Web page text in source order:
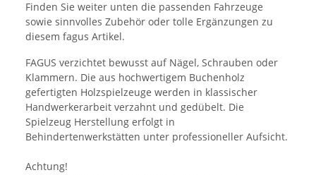
Finden Sie weiter unten die passenden Fahrzeuge
sowie sinnvolles Zubehör oder tolle Ergänzungen zu
diesem fagus Artikel.
FAGUS verzichtet bewusst auf Nägel, Schrauben oder
Klammern. Die aus hochwertigem Buchenholz
gefertigten Holzspielzeuge werden in klassischer
Handwerkerarbeit verzahnt und gedübelt. Die
Spielzeug Herstellung erfolgt in
Behindertenwerkstätten unter professioneller Aufsicht.
Achtung!